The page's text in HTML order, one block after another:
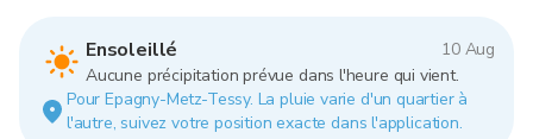
Ensoleillé
10 Aug
Aucune précipitation prévue dans l'heure qui vient.
Pour Epagny-Metz-Tessy. La pluie varie d'un quartier à
l'autre, suivez votre position exacte dans l'application.